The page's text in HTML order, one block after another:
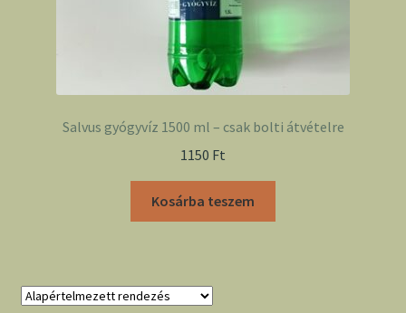
Salvus gyógyvíz 1500 ml – csak bolti átvételre
1150 Ft
Kosárba teszem